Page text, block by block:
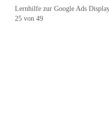
Lernhilfe zur Google Ads
25 von 49